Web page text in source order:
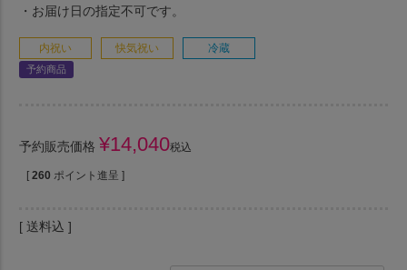
・お届け日の指定不可です。
内祝い 快気祝い 冷蔵
予約商品
予約販売価格 ¥14,040税込
[ 260 ポイント進呈 ]
送料込